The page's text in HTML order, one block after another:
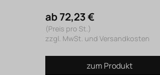
ab 72,23 €
(Preis pro St.)
zzgl. MwSt. und Versandkosten
zum Produkt